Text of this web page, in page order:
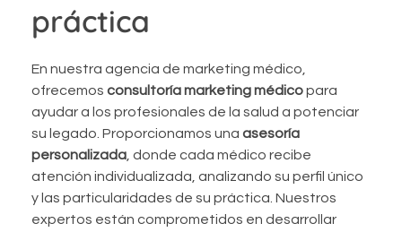
práctica
En nuestra agencia de marketing médico,
ofrecemos consultoría marketing médicopara
ayudar a los profesionales de la salud a potenciar
su legado. Proporcionamos una asesoría
personalizada , donde cada médico recibe
atención individualizada, analizando su perfil único
y las particularidades de su práctica. Nuestros
expertos están comprometidos en desarrollar